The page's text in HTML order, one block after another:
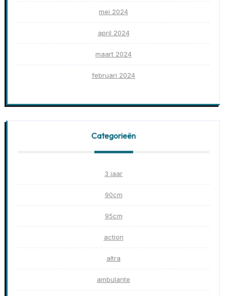
mei 2024
april 2024
maart 2024
februari 2024
Categorieën
3 jaar
90cm
95cm
action
altra
ambulante